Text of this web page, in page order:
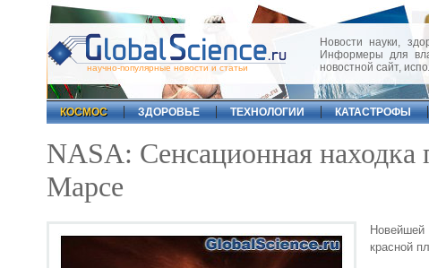
научно-популярные новости и статьи
Новости науки,
Информеры для
новостной сайт,
КОСМОС
ЗДОРОВЬЕ ТЕХНОЛОГИИ КАТАСТРОФЫ
NASA: Сенсационная находка
Марсе
красной